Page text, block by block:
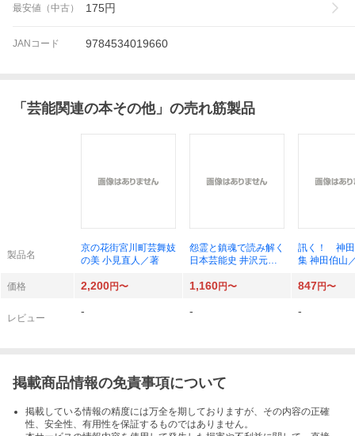
最安値（中古） 175円
JANコード 9784534019660
「 芸能関連の本その他」の売れ筋製品
製品名
京の花街宮川町芸舞妓
の美 小見直人／著
怨霊と鎮魂で読み解く
日本芸能史 井沢元彦
訊く！ 神田
集 神田伯山
価格 2,200円〜 1,160円〜 847円〜
レビュー
- - -
掲載商品情報の免責事項について
掲載している情報の精度には万全を期しておりますが、その内容の正確
性、安全性、有用性を保証するものではありません。